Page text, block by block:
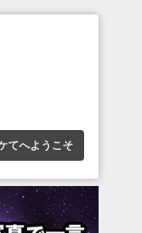
てへようこそ